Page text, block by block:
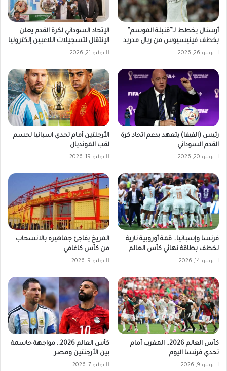
أرسنال يخطط لـ”قنبلة الموسم”
بخطف فينيسيوس من ريال مدريد
يوليو 26, 2026
الإتحاد السوداني لكرة القدم يعلن
الإنتقال لتسجيلات اللاعبين إلكترونيا
يوليو 21, 2026
رئيس (الفيفا) يتعهد بدعم اتحاد كرة
القدم السوداني
يوليو 20, 2026
الأرجنتين أمام تحدي اسبانيا لحسم
لقب المونديال
يوليو 19, 2026
فرنسا وإسبانيا.. قمة أوروبية نارية
لخطف بطاقة نهائي كأس العالم
يوليو 14, 2026
المريخ يفاجئ جماهيره بالانسحاب
من كأس كاغامي
يوليو 9, 2026
كأس العالم 2026.. المغرب أمام
تحدي فرنسا اليوم
يوليو 9, 2026
كأس العالم 2026.. مواجهة حاسمة
بين الأرجنتين ومصر
يوليو 7, 2026